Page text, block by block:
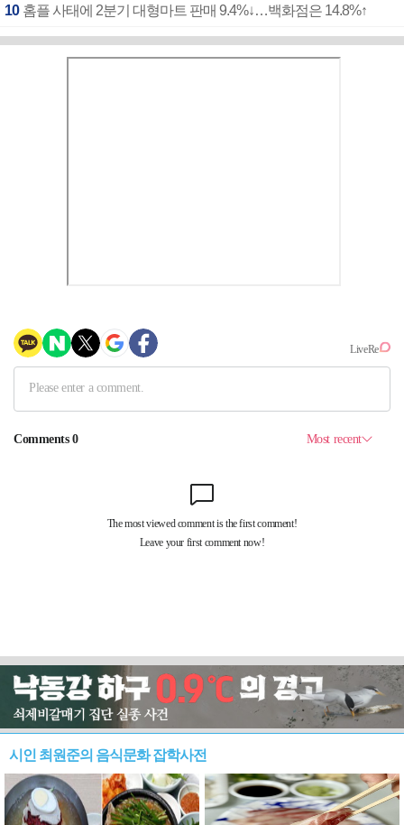
10 홈플 사태에 2분기 대형마트 판매 9.4%↓…백화점은 14.8%↑
시인 최원준의 음식문화 잡학사전